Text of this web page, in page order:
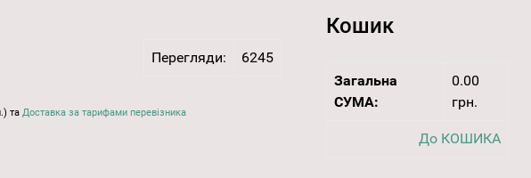
Перегляди: 6245
та Доставка за тарифами перевізника
Кошик
Загальна
СУМА:
0.00
грн.
До КОШИКА